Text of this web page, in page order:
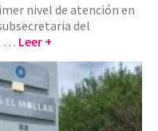
nivel de atención en
del
… Leer +